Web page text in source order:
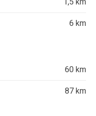
6 km
60 km
87 km